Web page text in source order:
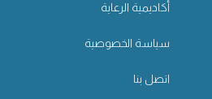
أكاديمية الرعاية
سياسة الخصوصية
اتصل بنا